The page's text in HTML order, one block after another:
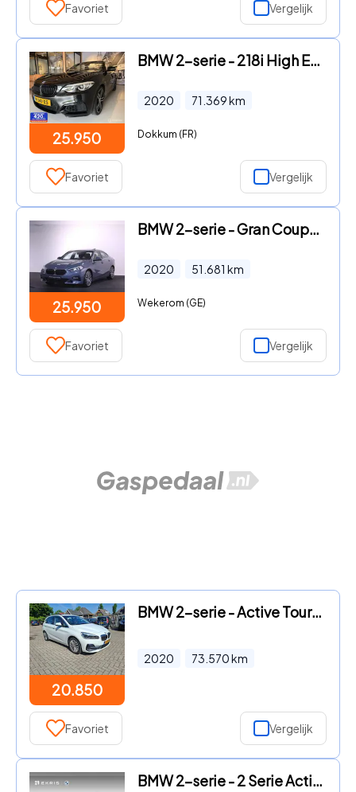
Favoriet Vergelijk
25.950
BMW 2-serie - 218i High Executive Edition M-SPORT NL Auto
2020 71.369km
Dokkum (FR)
Favoriet Vergelijk
25.950
BMW 2-serie - Gran Coupé 228i xDrive | EXPORT | EXCL. BP
2020 51.681 km
Wekerom (GE)
Favoriet Vergelijk
20.850
BMW 2-serie - Active Tourer 225xe iPerformance Executive plug in hybr pano
2020 73.570km
Favoriet Vergelijk
BMW 2-serie - 2 Serie Active Tourer 218i Sport Line | Head-Up Di